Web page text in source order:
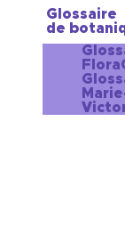
Glossaire
de